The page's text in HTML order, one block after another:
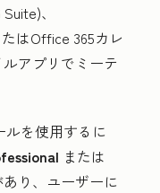
、
はOffice 365カレ
アプリでミーテ
を使用するに
または
り、ユーザーに